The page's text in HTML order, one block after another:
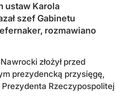
ustaw Karola
szef Gabinetu
rozmawiano
złożył przed
prezydencką przysięgę,
Rzeczypospolitej